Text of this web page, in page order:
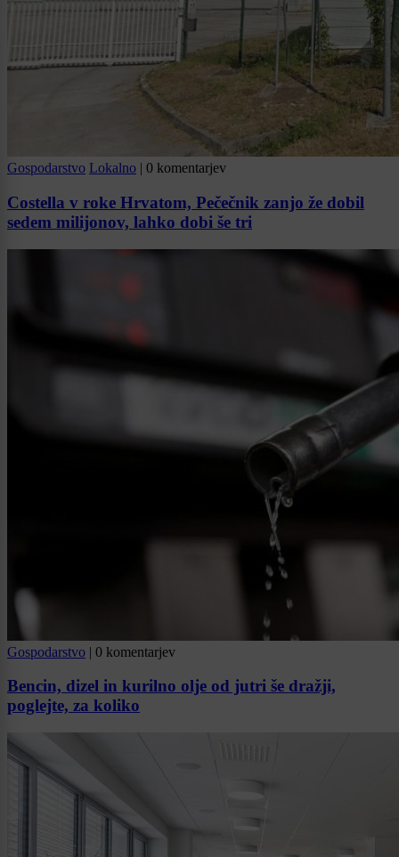
Gospodarstvo Lokalno | 0 komentarjev
Costella v roke Hrvatom, Pečečnik zanjo že dobil
sedem milijonov, lahko dobi še tri
Gospodarstvo | 0 komentarjev
Bencin, dizel in kurilno olje od jutri še dražji,
poglejte, za koliko